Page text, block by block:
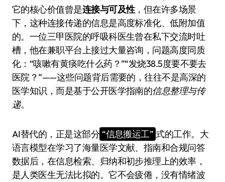
它的核心价值曾是连接与可及性，但在许多场景
下，这种连接传递的信息是高度标准化、低附加值
的。一位三甲医院的呼吸科医生曾在私下交流时吐
槽，他在兼职平台上接过大量咨询，问题高度同质
化：“咳嗽有黄痰吃什么药？”“发烧38.5度要不要去
医院？”——这些问题背后需要的，往往不是高深的
医学知识，而是基于公开医学指南的信息整理与传
递。
AI替代的，正是这部分 “信息搬运工” 式的工作。大
语言模型在学习了海量医学文献、指南和合规问答
数据后，在信息检索、归纳和初步推理上的效率，
是人类医生无法比拟的。它不会疲倦，没有情绪波